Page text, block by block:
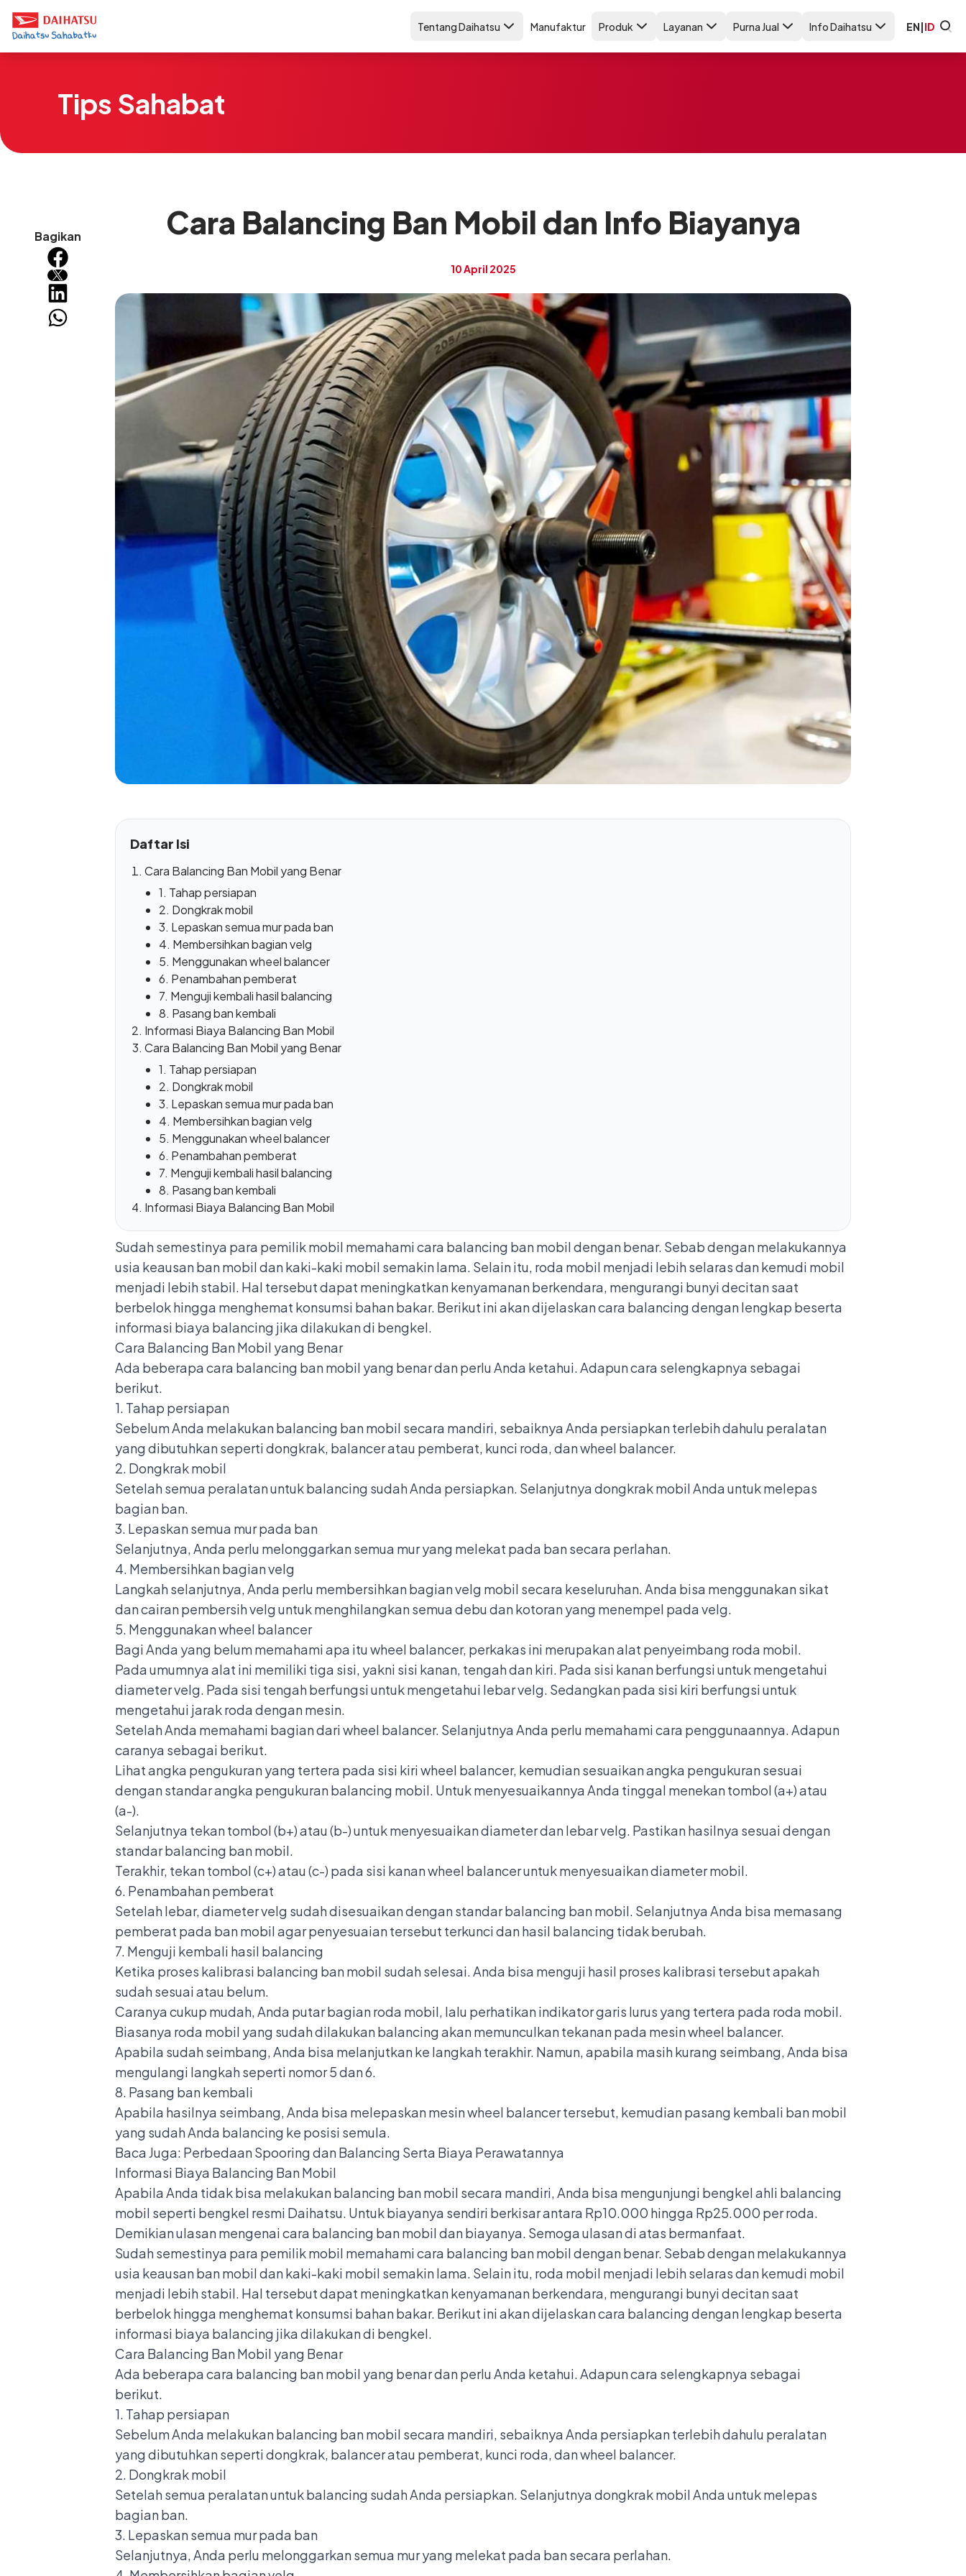
Tentang Daihatsu Manufaktur Produk Layanan Purna Jual Info Daihatsu EN|ID
Tips Sahabat
Bagikan Cara Balancing Ban Mobil dan Info Biayanya
10 April 2025
Daftar Isi
Cara Balancing Ban Mobil yang Benar
1. Tahap persiapan
2. Dongkrak mobil
3. Lepaskan semua mur pada ban
4. Membersihkan bagian velg
5. Menggunakan wheel balancer
6. Penambahan pemberat
7. Menguji kembali hasil balancing
8. Pasang ban kembali
Informasi Biaya Balancing Ban Mobil
Cara Balancing Ban Mobil yang Benar
1. Tahap persiapan
2. Dongkrak mobil
3. Lepaskan semua mur pada ban
4. Membersihkan bagian velg
5. Menggunakan wheel balancer
6. Penambahan pemberat
7. Menguji kembali hasil balancing
8. Pasang ban kembali
Informasi Biaya Balancing Ban Mobil
Sudah semestinya para pemilik mobil memahami cara balancing ban mobil dengan benar. Sebab dengan melakukannya
usia keausan ban mobil dan kaki-kaki mobil semakin lama. Selain itu, roda mobil menjadi lebih selaras dan kemudi mobil
menjadi lebih stabil. Hal tersebut dapat meningkatkan kenyamanan berkendara, mengurangi bunyi decitan saat
berbelok hingga menghemat konsumsi bahan bakar. Berikut ini akan dijelaskan cara balancing dengan lengkap beserta
informasi biaya balancing jika dilakukan di bengkel.
Cara Balancing Ban Mobil yang Benar
Ada beberapa cara balancing ban mobil yang benar dan perlu Anda ketahui. Adapun cara selengkapnya sebagai
berikut.
1. Tahap persiapan
Sebelum Anda melakukan balancing ban mobil secara mandiri, sebaiknya Anda persiapkan terlebih dahulu peralatan
yang dibutuhkan seperti dongkrak, balancer atau pemberat, kunci roda, dan wheel balancer.
2. Dongkrak mobil
Setelah semua peralatan untuk balancing sudah Anda persiapkan. Selanjutnya dongkrak mobil Anda untuk melepas
bagian ban.
3. Lepaskan semua mur pada ban
Selanjutnya, Anda perlu melonggarkan semua mur yang melekat pada ban secara perlahan.
4. Membersihkan bagian velg
Langkah selanjutnya, Anda perlu membersihkan bagian velg mobil secara keseluruhan. Anda bisa menggunakan sikat
dan cairan pembersih velg untuk menghilangkan semua debu dan kotoran yang menempel pada velg.
5. Menggunakan wheel balancer
Bagi Anda yang belum memahami apa itu wheel balancer, perkakas ini merupakan alat penyeimbang roda mobil.
Pada umumnya alat ini memiliki tiga sisi, yakni sisi kanan, tengah dan kiri. Pada sisi kanan berfungsi untuk mengetahui
diameter velg. Pada sisi tengah berfungsi untuk mengetahui lebar velg. Sedangkan pada sisi kiri berfungsi untuk
mengetahui jarak roda dengan mesin.
Setelah Anda memahami bagian dari wheel balancer. Selanjutnya Anda perlu memahami cara penggunaannya. Adapun
caranya sebagai berikut.
Lihat angka pengukuran yang tertera pada sisi kiri wheel balancer, kemudian sesuaikan angka pengukuran sesuai
dengan standar angka pengukuran balancing mobil. Untuk menyesuaikannya Anda tinggal menekan tombol (a+) atau
(a-).
Selanjutnya tekan tombol (b+) atau (b-) untuk menyesuaikan diameter dan lebar velg. Pastikan hasilnya sesuai dengan
standar balancing ban mobil.
Terakhir, tekan tombol (c+) atau (c-) pada sisi kanan wheel balancer untuk menyesuaikan diameter mobil.
6. Penambahan pemberat
Setelah lebar, diameter velg sudah disesuaikan dengan standar balancing ban mobil. Selanjutnya Anda bisa memasang
pemberat pada ban mobil agar penyesuaian tersebut terkunci dan hasil balancing tidak berubah.
7. Menguji kembali hasil balancing
Ketika proses kalibrasi balancing ban mobil sudah selesai. Anda bisa menguji hasil proses kalibrasi tersebut apakah
sudah sesuai atau belum.
Caranya cukup mudah, Anda putar bagian roda mobil, lalu perhatikan indikator garis lurus yang tertera pada roda mobil.
Biasanya roda mobil yang sudah dilakukan balancing akan memunculkan tekanan pada mesin wheel balancer.
Apabila sudah seimbang, Anda bisa melanjutkan ke langkah terakhir. Namun, apabila masih kurang seimbang, Anda bisa
mengulangi langkah seperti nomor 5 dan 6.
8. Pasang ban kembali
Apabila hasilnya seimbang, Anda bisa melepaskan mesin wheel balancer tersebut, kemudian pasang kembali ban mobil
yang sudah Anda balancing ke posisi semula.
Baca Juga: Perbedaan Spooring dan Balancing Serta Biaya Perawatannya
Informasi Biaya Balancing Ban Mobil
Apabila Anda tidak bisa melakukan balancing ban mobil secara mandiri, Anda bisa mengunjungi bengkel ahli balancing
mobil seperti bengkel resmi Daihatsu. Untuk biayanya sendiri berkisar antara Rp10.000 hingga Rp25.000 per roda.
Demikian ulasan mengenai cara balancing ban mobil dan biayanya. Semoga ulasan di atas bermanfaat.
Sudah semestinya para pemilik mobil memahami cara balancing ban mobil dengan benar. Sebab dengan melakukannya
usia keausan ban mobil dan kaki-kaki mobil semakin lama. Selain itu, roda mobil menjadi lebih selaras dan kemudi mobil
menjadi lebih stabil. Hal tersebut dapat meningkatkan kenyamanan berkendara, mengurangi bunyi decitan saat
berbelok hingga menghemat konsumsi bahan bakar. Berikut ini akan dijelaskan cara balancing dengan lengkap beserta
informasi biaya balancing jika dilakukan di bengkel.
Cara Balancing Ban Mobil yang Benar
Ada beberapa cara balancing ban mobil yang benar dan perlu Anda ketahui. Adapun cara selengkapnya sebagai
berikut.
1. Tahap persiapan
Sebelum Anda melakukan balancing ban mobil secara mandiri, sebaiknya Anda persiapkan terlebih dahulu peralatan
yang dibutuhkan seperti dongkrak, balancer atau pemberat, kunci roda, dan wheel balancer.
2. Dongkrak mobil
Setelah semua peralatan untuk balancing sudah Anda persiapkan. Selanjutnya dongkrak mobil Anda untuk melepas
bagian ban.
3. Lepaskan semua mur pada ban
Selanjutnya, Anda perlu melonggarkan semua mur yang melekat pada ban secara perlahan.